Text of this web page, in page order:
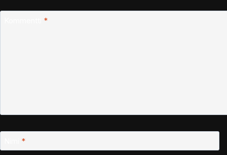
*
*